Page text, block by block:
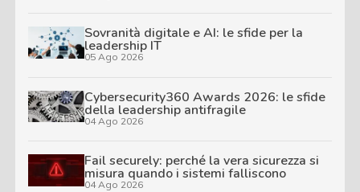
Sovranità digitale e AI: le sfide per la
leadership IT
05 Ago 2026
Cybersecurity360 Awards 2026: le sfide
della leadership antifragile
04 Ago 2026
Fail securely: perché la vera sicurezza si
misura quando i sistemi falliscono
04 Ago 2026